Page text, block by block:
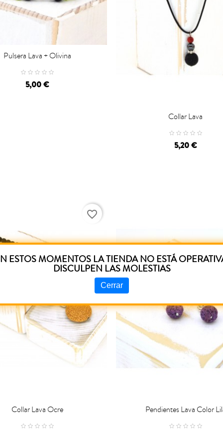
Pulsera Lava + Olivina
5,00 €
Collar Lava
5,20 €
Collar Lava Ocre
favorite_border
CARRO
Pendientes Lava Color
ESTOS MOMENTOS LA TIENDA NO ESTÁ
DISCULPEN LAS MOLESTIAS
Cerrar